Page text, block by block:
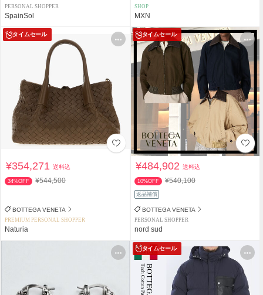
PERSONAL SHOPPER
SpainSol
SHOP
MXN
タイムセール
¥354,271送料込
34%OFF ¥544,500
BOTTEGA VENETA
PREMIUM PERSONAL SHOPPER
Naturia
タイムセール
¥484,902送料込
10%OFF ¥540,100
返品補償
BOTTEGA VENETA
PERSONAL SHOPPER
nord sud
タイムセール